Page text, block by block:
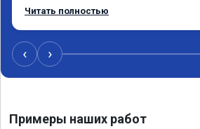
плавнее. На трассе быстрее скидывает
Рекомендую компанию!
Номер сертификата: А011870 от
Читать полностью
‹ ›
Примеры наших работ